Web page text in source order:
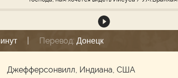
Перевод: Донецк
Джефферсонвилл, Индиана, США